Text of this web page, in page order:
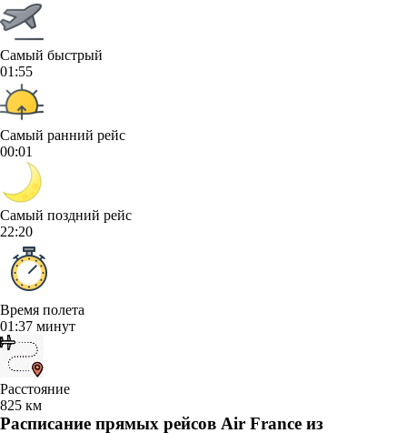
Самый быстрый
01:55
Самый ранний рейс
00:01
Самый поздний рейс
22:20
Время полета
01:37 минут
Расстояние
825 км
Расписание прямых рейсов Air France из